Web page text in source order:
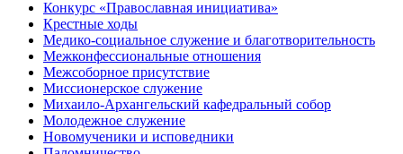
Конкурс «Православная инициатива»
Крестные ходы
Медико-социальное служение и благотворительность
Межконфессиональные отношения
Межсоборное присутствие
Миссионерское служение
Михаило-Архангельский кафедральный собор
Молодежное служение
Новомученики и исповедники